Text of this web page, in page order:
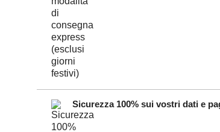
Sicurezza 100% sui vostri dati e